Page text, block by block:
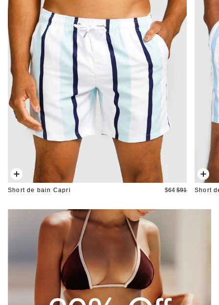
Ajout
rapide
Short de bain Capri $64 $91
Ajout
Short